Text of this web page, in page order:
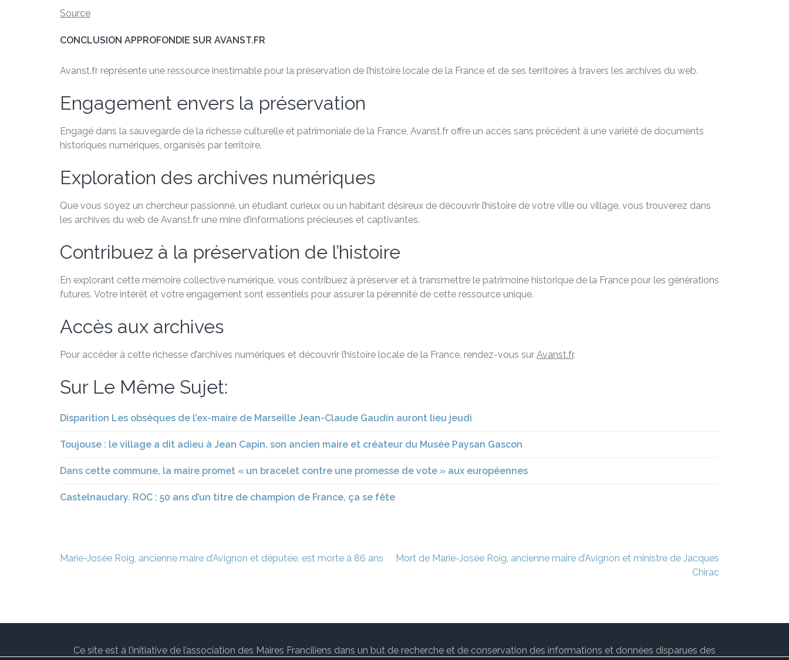
Source
CONCLUSION APPROFONDIE SUR AVANST.FR
Avanst.fr représente une ressource inestimable pour la préservation de l’histoire locale de la France et de ses territoires à travers les archives du web.
Engagement envers la préservation
Engagé dans la sauvegarde de la richesse culturelle et patrimoniale de la France, Avanst.fr offre un accès sans précédent à une variété de documents
historiques numériques, organisés par territoire.
Exploration des archives numériques
Que vous soyez un chercheur passionné, un étudiant curieux ou un habitant désireux de découvrir l’histoire de votre ville ou village, vous trouverez dans
les archives du web de Avanst.fr une mine d’informations précieuses et captivantes.
Contribuez à la préservation de l’histoire
En explorant cette mémoire collective numérique, vous contribuez à préserver et à transmettre le patrimoine historique de la France pour les générations
futures. Votre intérêt et votre engagement sont essentiels pour assurer la pérennité de cette ressource unique.
Accès aux archives
Pour accéder à cette richesse d’archives numériques et découvrir l’histoire locale de la France, rendez-vous sur Avanst.fr.
Sur Le Même Sujet:
Disparition Les obsèques de l’ex-maire de Marseille Jean-Claude Gaudin auront lieu jeudi
Toujouse : le village a dit adieu à Jean Capin, son ancien maire et créateur du Musée Paysan Gascon
Dans cette commune, la maire promet « un bracelet contre une promesse de vote » aux européennes
Castelnaudary. ROC : 50 ans d’un titre de champion de France, ça se fête
Navigation
Marie-Josée Roig, ancienne maire d’Avignon et députée, est morte à 86 ans
Mort de Marie-Josée Roig, ancienne maire d’Avignon et ministre de Jacques
Chirac
Ce site est à l’initiative de l’association des Maires Franciliens dans un but de recherche et de conservation des informations et données disparues des